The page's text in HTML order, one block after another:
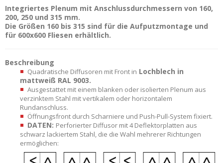
Integriertes Plenum mit Anschlussdurchmessern von 160,
200, 250 und 315 mm.
Die Größen 160 bis 315 sind für die Aufputzmontage und
für 600x600 Fliesen erhältlich.
Beschreibung
Quadratische Diffusoren mit Front in Lochblech in
mattweiß RAL 9003.
Ausgestattet mit einem blanken oder isolierten Plenum aus
verzinktem Stahl mit vertikalem oder horizontalem
Rundanschluss.
Öffnungsfront durch Scharniere und Push-Pull-System fixiert.
DATEN: Perforierter Diffusor mit 4 Deflektorplatten aus
schwarz lackiertem Stahl, die die Wahl mehrerer Richtungen
ermöglichen: